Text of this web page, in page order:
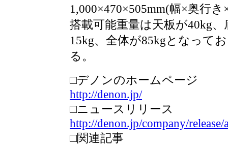
1,000×470×505mm(幅×奥行
搭載可能重量は天板が40kg
15kg、全体が85kgとなって
る。
□デノンのホームページ
http://denon.jp/
□ニュースリリース
http://denon.jp/company/
□関連記事